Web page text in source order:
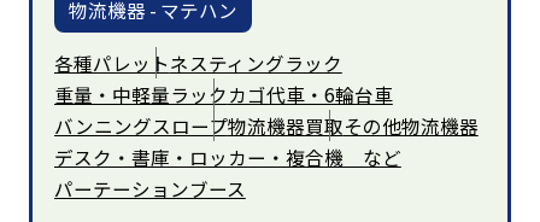
物流機器 - マテハン
各種パレットネスティングラック
重量・中軽量ラックカゴ代車・6輪台車
バンニングスロープ物流機器買取その他物流機器
デスク・書庫・ロッカー・複合機 など
パーテーションブース